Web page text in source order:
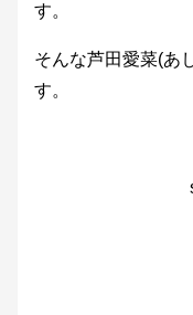
す。
そんな芦田愛菜(あ
す。